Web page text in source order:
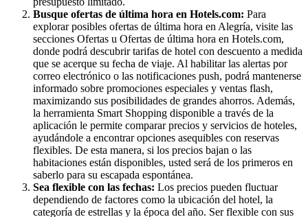
Busque ofertas de última hora en Hotels.com: Para
explorar posibles ofertas de última hora en Alegría, visite las
secciones Ofertas u Ofertas de última hora en Hotels.com,
donde podrá descubrir tarifas de hotel con descuento a medida
que se acerque su fecha de viaje. Al habilitar las alertas por
correo electrónico o las notificaciones push, podrá mantenerse
informado sobre promociones especiales y ventas flash,
maximizando sus posibilidades de grandes ahorros. Además,
la herramienta Smart Shopping disponible a través de la
aplicación le permite comparar precios y servicios de hoteles,
ayudándole a encontrar opciones asequibles con reservas
flexibles. De esta manera, si los precios bajan o las
habitaciones están disponibles, usted será de los primeros en
saberlo para su escapada espontánea.
Sea flexible con las fechas: Los precios pueden fluctuar
dependiendo de factores como la ubicación del hotel, la
categoría de estrellas y la época del año. Ser flexible con sus